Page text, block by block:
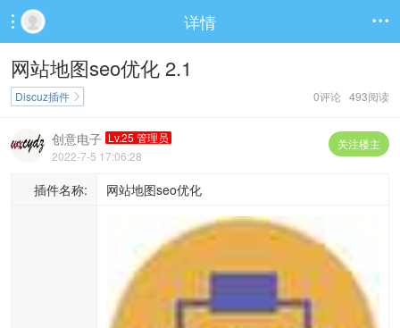
 详情 
网站地图seo优化 2.1
0评论 493阅读
Discuz插件 
关注楼主
创意电子 Lv.25 管理员
2022-7-5 17:06:28
插件名称: 网站地图seo优化